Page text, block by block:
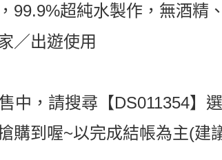
99.9%超純水製作，無酒精
／出遊使用
中，請搜尋【DS011354】選
購到喔~以完成結帳為主(建